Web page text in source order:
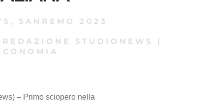
, SANREMO 2023
REDAZIONE STUDIONEWS
|
– Primo sciopero nella